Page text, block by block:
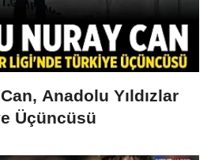
Anadolu Yıldızlar
Üçüncüsü